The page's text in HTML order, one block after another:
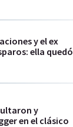
y el ex
ella quedó
y
en el clásico